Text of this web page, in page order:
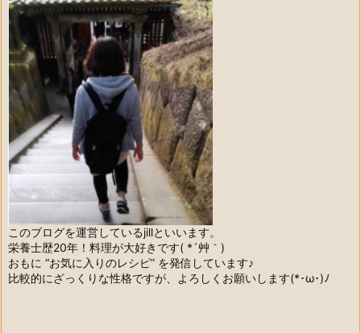
このブログを運営しているjillといいます。
栄養士歴20年！料理が大好きです( *´艸｀)
おもに “お気に入りのレシピ” を発信しています♪
比較的にざっくりな性格ですが、よろしくお願いします(*･ω･)ﾉ